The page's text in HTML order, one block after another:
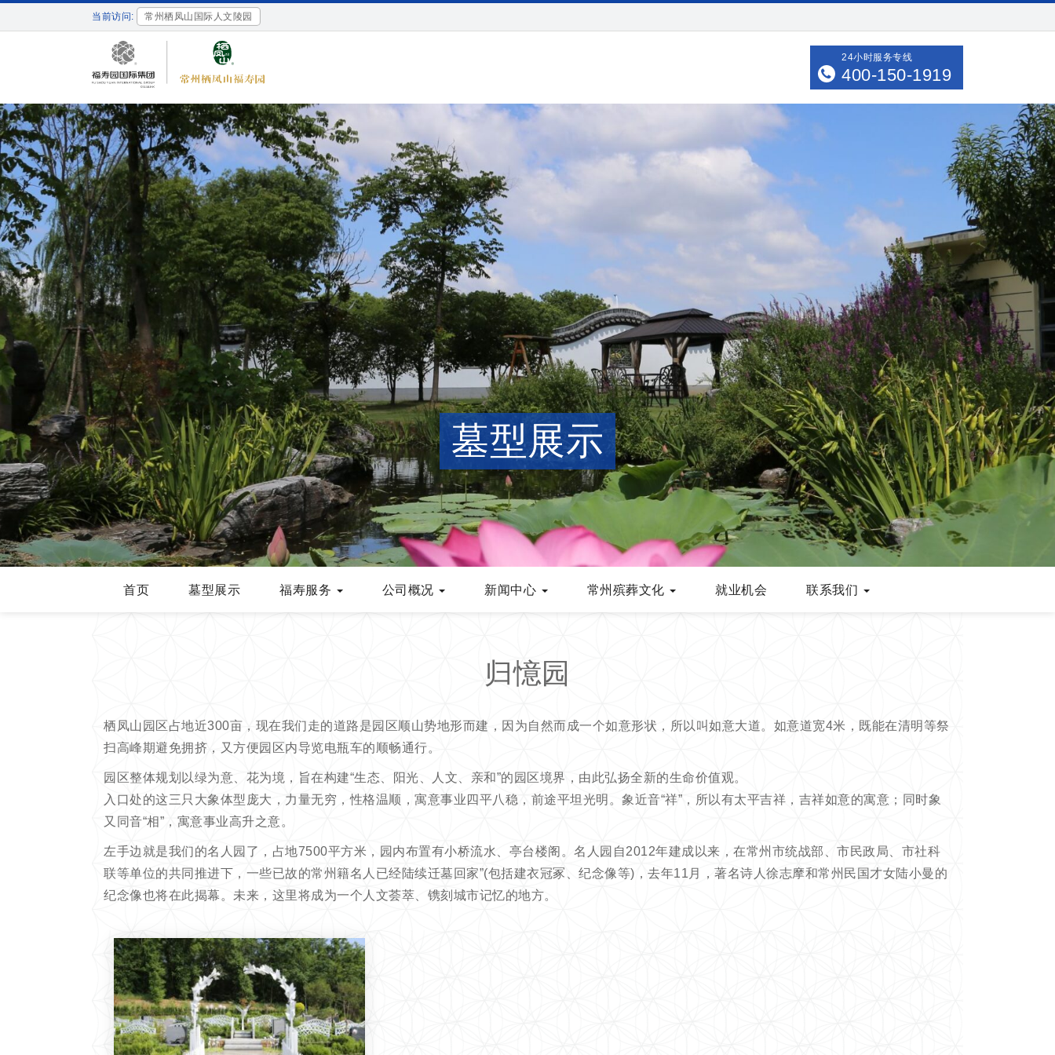
当前访问: 常州栖凤山国际人文陵园
24小时服务专线
400-150-1919
首页 墓型展示 福寿服务 公司概况 新闻中心 常州殡葬文化 就业机会 联系我们
墓型展示
归憶园
栖凤山园区占地近300亩，现在我们走的道路是园区顺山势地形而建，因为自然而成一个如意形状，所以叫如意大道。如意道宽4米，既能在清明等祭
扫高峰期避免拥挤，又方便园区内导览电瓶车的顺畅通行。
园区整体规划以绿为意、花为境，旨在构建“生态、阳光、人文、亲和”的园区境界，由此弘扬全新的生命价值观。
入口处的这三只大象体型庞大，力量无穷，性格温顺，寓意事业四平八稳，前途平坦光明。象近音“祥”，所以有太平吉祥，吉祥如意的寓意；同时象
又同音“相”，寓意事业高升之意。
左手边就是我们的名人园了，占地7500平方米，园内布置有小桥流水、亭台楼阁。名人园自2012年建成以来，在常州市统战部、市民政局、市社科
联等单位的共同推进下，一些已故的常州籍名人已经陆续迁墓回家”(包括建衣冠冢、纪念像等)，去年11月，著名诗人徐志摩和常州民国才女陆小曼的
纪念像也将在此揭幕。未来，这里将成为一个人文荟萃、镌刻城市记忆的地方。